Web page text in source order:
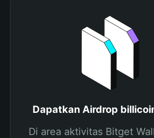
Dapatkan Airdrop
Di area aktivitas Bitget